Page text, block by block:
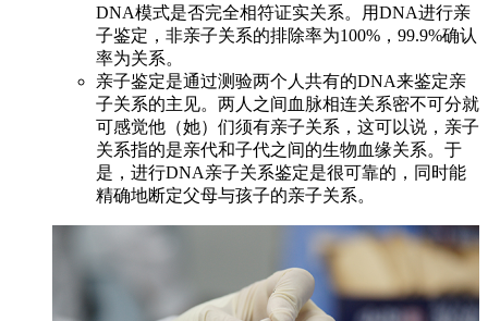
DNA模式是否完全相符证实关系。用DNA进行亲
子鉴定，非亲子关系的排除率为100%，99.9%确认
率为关系。
亲子鉴定是通过测验两个人共有的DNA来鉴定亲
子关系的主见。两人之间血脉相连关系密不可分就
可感觉他（她）们须有亲子关系，这可以说，亲子
关系指的是亲代和子代之间的生物血缘关系。于
是，进行DNA亲子关系鉴定是很可靠的，同时能
精确地断定父母与孩子的亲子关系。